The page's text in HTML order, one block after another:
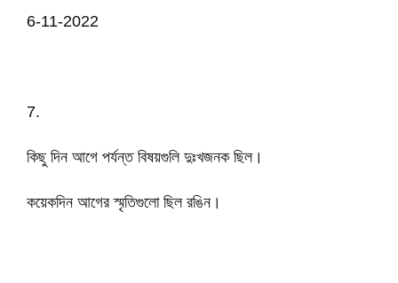
6-11-2022
7.
কিছু দিন আগে পর্যন্ত বিষয়গুলি দুঃখজনক ছিল।
কয়েকদিন আগের স্মৃতিগুলো ছিল রঙিন।